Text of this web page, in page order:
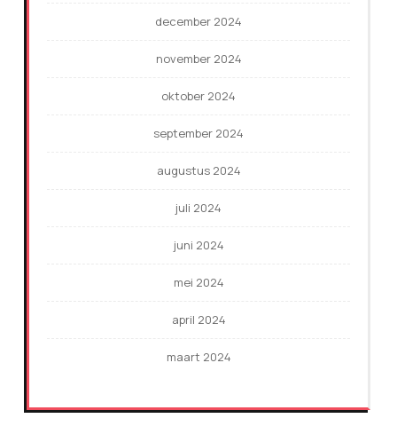
december 2024
november 2024
oktober 2024
september 2024
augustus 2024
juli 2024
juni 2024
mei 2024
april 2024
maart 2024